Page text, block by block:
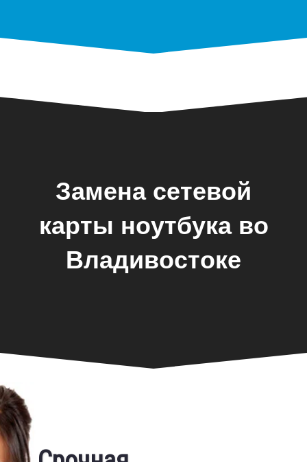
Замена сетевой
карты ноутбука во
Владивостоке
Замена экрана